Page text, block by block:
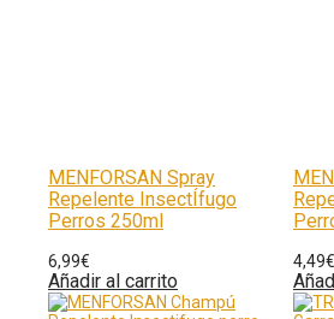
MENFORSAN Spray
Repelente InsectÍfugo
Perros 250ml
6,99€
Añadir al carrito
4,49€